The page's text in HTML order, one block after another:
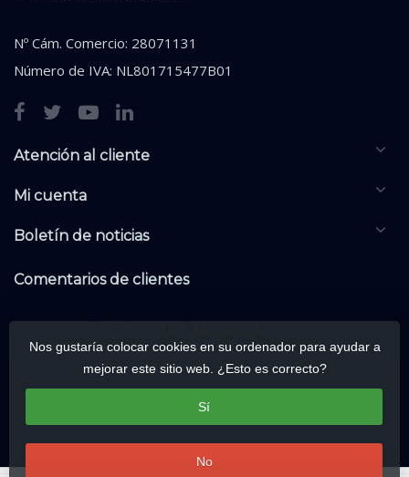
Nº Cám. Comercio: 28071131
Número de IVA: NL801715477B01
Atención al cliente
Mi cuenta
Boletín de noticias
Comentarios de clientes
Nos gustaría colocar cookies en su ordenador para ayudar a
mejorar este sitio web. ¿Esto es correcto?
Sí
No